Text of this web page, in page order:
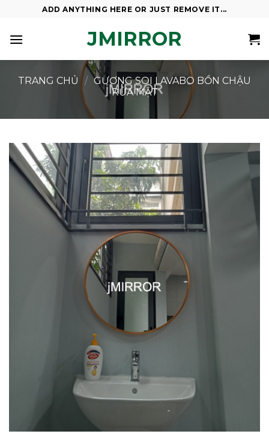
content
ADD ANYTHING HERE OR JUST REMOVE IT...
JMIRROR
TRANG CHỦ / GƯƠNG SOI LAVABO BỒN CHẬU
RỬA MẶT